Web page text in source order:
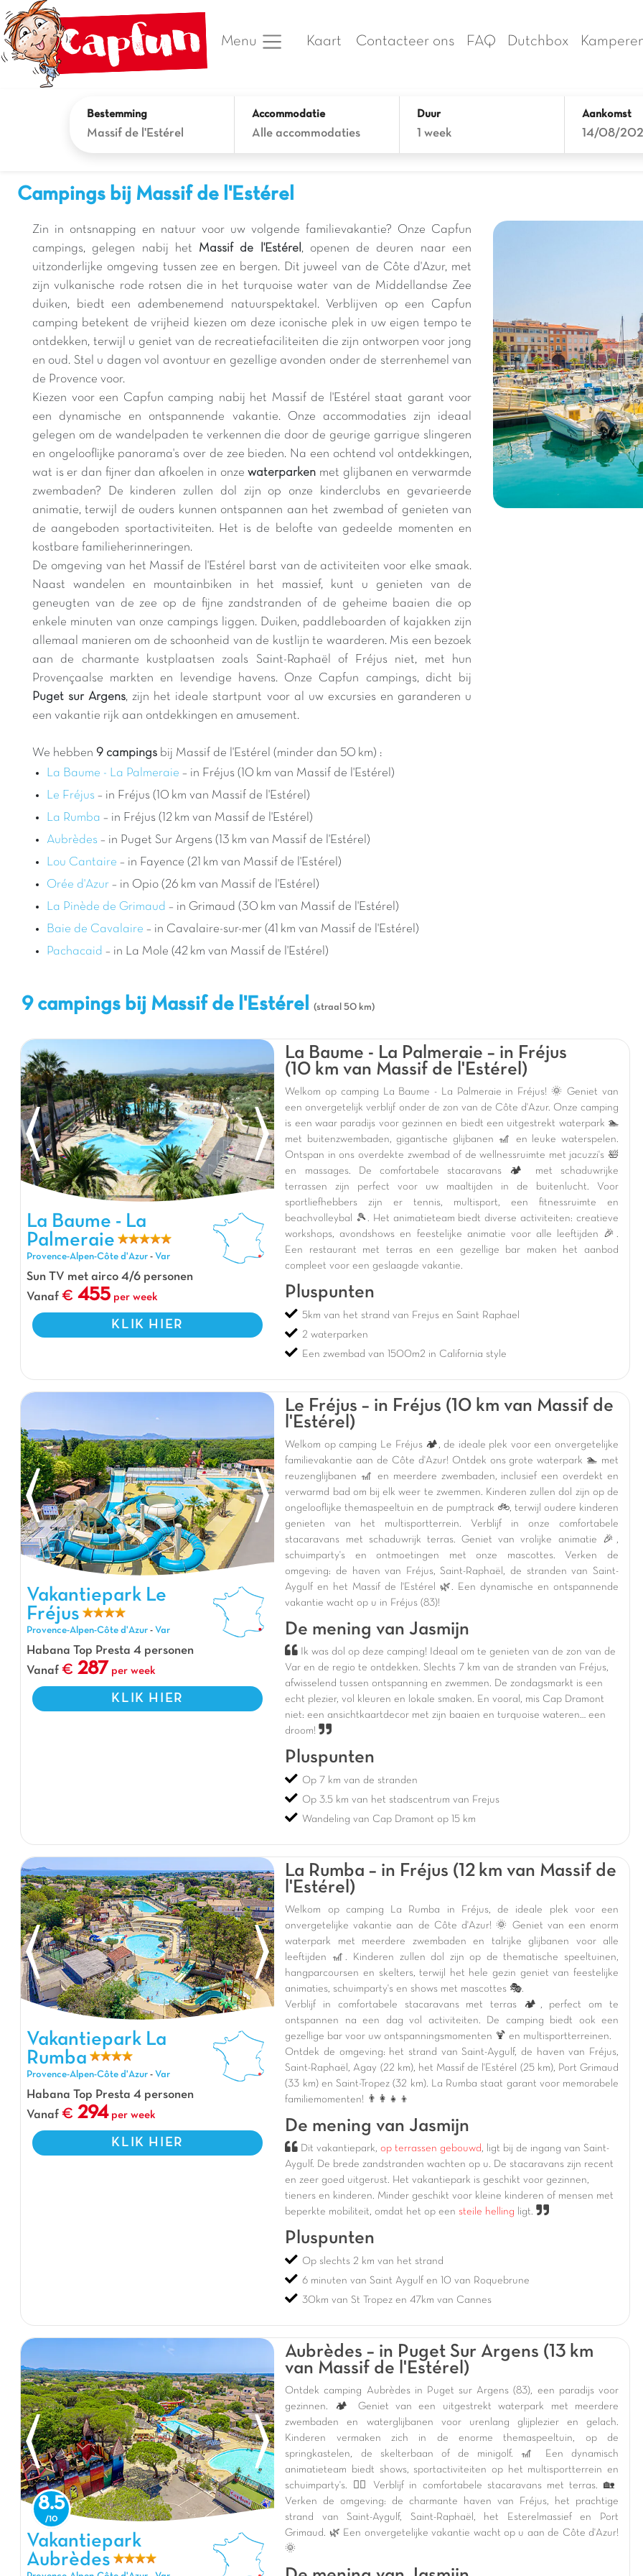
Menu Kaart Contacteer ons FAQ Dutchbox
Bestemming
Massif de l'Estérel
Accommodatie
Alle accommodaties
Duur
1 week
Aankomst
14/08/
Campings bij Massif de l'Estérel
Zin in ontsnapping en natuur voor uw volgende familievakantie? Onze Capfun
campings, gelegen nabij het Massif de l'Estérel , openen de deuren naar een
uitzonderlijke omgeving tussen zee en bergen. Dit juweel van de Côte d'Azur, met
zijn vulkanische rode rotsen die in het turquoise water van de Middellandse Zee
duiken, biedt een adembenemend natuurspektakel. Verblijven op een Capfun
camping betekent de vrijheid kiezen om deze iconische plek in uw eigen tempo te
ontdekken, terwijl u geniet van de recreatiefaciliteiten die zijn ontworpen voor jong
en oud. Stel u dagen vol avontuur en gezellige avonden onder de sterrenhemel van
de Provence voor.
Kiezen voor een Capfun camping nabij het Massif de l'Estérel staat garant voor
een dynamische en ontspannende vakantie. Onze accommodaties zijn ideaal
gelegen om de wandelpaden te verkennen die door de geurige garrigue slingeren
en ongelooflijke panorama's over de zee bieden. Na een ochtend vol ontdekkingen,
wat is er dan fijner dan afkoelen in onzewaterparken met glijbanen en verwarmde
zwembaden? De kinderen zullen dol zijn op onze kinderclubs en gevarieerde
animatie, terwijl de ouders kunnen ontspannen aan het zwembad of genieten van
de aangeboden sportactiviteiten. Het is de belofte van gedeelde momenten en
kostbare familieherinneringen.
De omgeving van het Massif de l'Estérel barst van de activiteiten voor elke smaak.
Naast wandelen en mountainbiken in het massief, kunt u genieten van de
geneugten van de zee op de fijne zandstranden of de geheime baaien die op
enkele minuten van onze campings liggen. Duiken, paddleboarden of kajakken zijn
allemaal manieren om de schoonheid van de kustlijn te waarderen. Mis een bezoek
aan de charmante kustplaatsen zoals Saint-Raphaël of Fréjus niet, met hun
Provençaalse markten en levendige havens. Onze Capfun campings, dicht bij
Puget sur Argens, zijn het ideale startpunt voor al uw excursies en garanderen u
een vakantie rijk aan ontdekkingen en amusement.
We hebben 9 campings bij Massif de l'Estérel (minder dan 50 km) :
La Baume - La Palmeraie – in Fréjus (10 km van Massif de l'Estérel)
Le Fréjus – in Fréjus (10 km van Massif de l'Estérel)
La Rumba – in Fréjus (12 km van Massif de l'Estérel)
Aubrèdes – in Puget Sur Argens (13 km van Massif de l'Estérel)
Lou Cantaire – in Fayence (21 km van Massif de l'Estérel)
Orée d'Azur – in Opio (26 km van Massif de l'Estérel)
La Pinède de Grimaud – in Grimaud (30 km van Massif de l'Estérel)
Baie de Cavalaire – in Cavalaire-sur-mer (41 km van Massif de l'Estérel)
Pachacaid – in La Mole (42 km van Massif de l'Estérel)
9 campings bij Massif de l'Estérel (straal 50 km)
La Baume - La Palmeraie, Vakantiepark Provence-Alpen-Côte
d'Azur
La Baume - La
Palmeraie
Provence-Alpen-Côte d'Azur - Var
Sun TV met airco 4/6 personen
Vanaf
455 per week
KLIK HIER
La Baume - La Palmeraie – in Fréjus
(10 km van Massif de l'Estérel)
Welkom op camping La Baume - La Palmeraie in Fréjus! 🌞 Geniet van
een onvergetelijk verblijf onder de zon van de Côte d'Azur. Onze camping
is een waar paradijs voor gezinnen en biedt een uitgestrekt waterpark 🏊
met buitenzwembaden, gigantische glijbanen 🎢 en leuke waterspelen.
Ontspan in ons overdekte zwembad of de wellnessruimte met jacuzzi's 🛀
en massages. De comfortabele stacaravans 🏕️ met schaduwrijke
terrassen zijn perfect voor uw maaltijden in de buitenlucht. Voor
sportliefhebbers zijn er tennis, multisport, een fitnessruimte en
beachvolleybal 🎾. Het animatieteam biedt diverse activiteiten: creatieve
workshops, avondshows en feestelijke animatie voor alle leeftijden 🎉.
Een restaurant met terras en een gezellige bar maken het aanbod
compleet voor een geslaagde vakantie.
Pluspunten
5km van het strand van Frejus en Saint Raphael
2 waterparken
Een zwembad van 1500m2 in California style
Vakantiepark Le Fréjus, Vakantiepark Provence-Alpen-Côte
d'Azur
Vakantiepark Le
Fréjus
Provence-Alpen-Côte d'Azur - Var
Habana Top Presta 4 personen
Vanaf
287 per week
KLIK HIER
Le Fréjus – in Fréjus (10 km van Massif de
l'Estérel)
Welkom op camping Le Fréjus 🏕️, de ideale plek voor een onvergetelijke
familievakantie aan de Côte d'Azur! Ontdek ons grote waterpark 🏊 met
reuzenglijbanen 🎢 en meerdere zwembaden, inclusief een overdekt en
verwarmd bad om bij elk weer te zwemmen. Kinderen zullen dol zijn op de
ongelooflijke themaspeeltuin en de pumptrack 🚲, terwijl oudere kinderen
genieten van het multisportterrein. Verblijf in onze comfortabele
stacaravans met schaduwrijk terras. Geniet van vrolijke animatie 🎉,
schuimparty's en ontmoetingen met onze mascottes. Verken de
omgeving: de haven van Fréjus, Saint-Raphaël, de stranden van Saint-
Aygulf en het Massif de l'Estérel 🌿. Een dynamische en ontspannende
vakantie wacht op u in Fréjus (83)!
De mening van Jasmijn
Ik was dol op dezecamping! Ideaal om te genieten van dezon van de
Var en de regio te ontdekken. Slechts 7 km van de stranden van Fréjus,
afwisselend tussenontspanning enzwemmen. Dezondagsmarkt is een
echt plezier, vol
kleuren en lokale smaken. En vooral, mis Cap Dramont
niet: eenansichtkaartdecor met zijn baaien enturquoise watereneen
droom!
Pluspunten
Op 7 km van de stranden
Op 3.5 km van het stadscentrum van Frejus
Wandeling van Cap Dramont op 15 km
Vakantiepark La Rumba, Vakantiepark Provence-Alpen-Côte
d'Azur
Vakantiepark La
Rumba
Provence-Alpen-Côte d'Azur - Var
Habana Top Presta 4 personen
Vanaf
294 per week
KLIK HIER
La Rumba – in Fréjus (12 km van Massif de
l'Estérel)
Welkom op camping La Rumba in Fréjus, de ideale plek voor een
onvergetelijke vakantie aan de Côte d'Azur! 🌞 Geniet van een enorm
waterpark met meerdere zwembaden en talrijke glijbanen voor alle
leeftijden 🎢. Kinderen zullen dol zijn op de thematische speeltuinen,
hangparcoursen en skelters, terwijl het hele gezin geniet van feestelijke
animaties, schuimparty's en shows met mascottes 🎭.
Verblijf in comfortabele stacaravans met terras 🏕️, perfect om te
ontspannen na een dag vol activiteiten. De camping biedt ook een
gezellige bar voor uw ontspanningsmomenten 🍹 en multisportterreinen.
Ontdek de omgeving: het strand van Saint-Aygulf, de haven van Fréjus,
Saint-Raphaël, Agay (22 km), het Massif de l'Estérel (25 km), Port Grimaud
(33 km) en Saint-Tropez (32 km). La Rumba staat garant voor memorabele
familiemomenten! 👨‍👩‍👧‍👦
De mening van Jasmijn
Dit vakantiepark,op terrassen gebouwd, ligt bij de ingang vanSaint-
Aygulf. De brede zandstranden wachten op u. De stacaravans zijn recent
enzeer goed uitgerust. Het vakantiepark is geschikt voorgezinnen,
tieners en kinderen. Minder geschikt voor kleine kinderen of mensen met
beperkte mobiliteit, omdat het op een steile helling ligt.
Pluspunten
Op slechts 2 km van het strand
6 minuten van Saint Aygulf en 10 van Roquebrune
30km van St Tropez en 47km van Cannes
Vakantiepark Aubrèdes, Vakantiepark Provence-Alpen-Côte
d'Azur
8.5
Vakantiepark
Aubrèdes
Aubrèdes – in Puget Sur Argens (13 km
van Massif de l'Estérel)
Ontdek camping Aubrèdes in Puget sur Argens (83), een paradijs voor
gezinnen. 🏕️ Geniet van een uitgestrekt waterpark met meerdere
zwembaden en waterglijbanen voor urenlang glijplezier en gelach.
Kinderen vermaken zich in de enorme themaspeeltuin, op de
springkastelen, de skelterbaan of de minigolf. 🎢 Een dynamisch
animatieteam biedt shows, sportactiviteiten op het multisportterrein en
schuimparty's. 🤸‍♂️ Verblijf in comfortabele stacaravans met terras. 🏡
Verken de omgeving: de charmante haven van Fréjus, het prachtige
strand van Saint-Aygulf, Saint-Raphaël, het Esterelmassief en Port
Grimaud. 🌿 Een onvergetelijke vakantie wacht op u aan de Côte d'Azur!
🌞